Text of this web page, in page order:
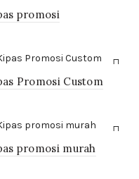
promosi
Promosi Custom
promosi murah